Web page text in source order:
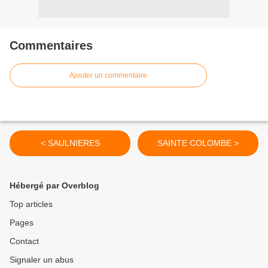
Commentaires
Ajouter un commentaire
< SAULNIERES SAINTE COLOMBE >
Hébergé par Overblog
Top articles
Pages
Contact
Signaler un abus